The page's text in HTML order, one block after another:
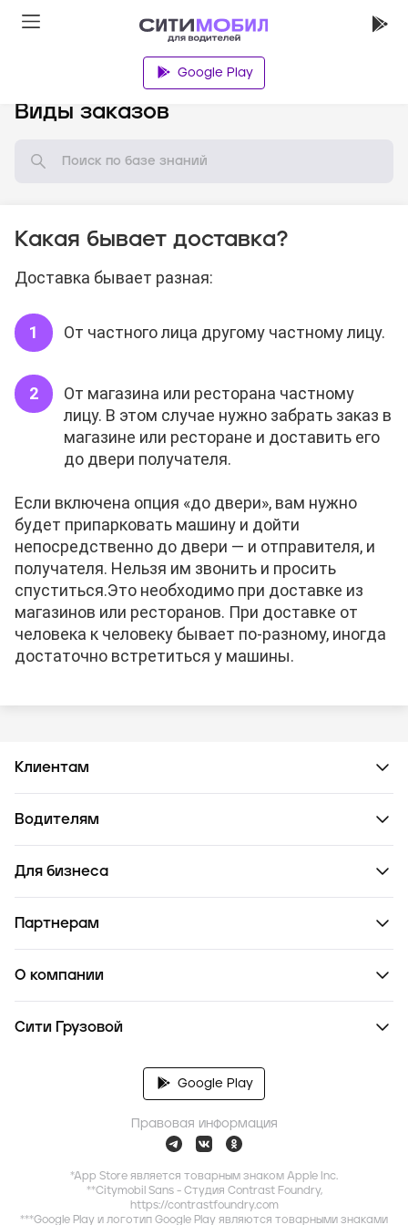
Google Play
Виды заказов
Какая бывает доставка?
Доставка бывает разная:
От частного лица другому частному лицу.
От магазина или ресторана частному
лицу. В этом случае нужно забрать заказ в
магазине или ресторане и доставить его
до двери получателя.
Если включена опция «до двери», вам нужно
будет припарковать машину и дойти
непосредственно до двери — и отправителя, и
получателя. Нельзя им звонить и просить
спуститься.Это необходимо при доставке из
магазинов или ресторанов. При доставке от
человека к человеку бывает по-разному, иногда
достаточно встретиться у машины.
Клиентам
Водителям
Для бизнеса
Партнерам
О компании
Сити Грузовой
Google Play
Правовая информация
*App Store является товарным знаком Apple Inc.
**Citymobil Sans - Студия Contrast Foundry,
https://contrastfoundry.com
***Google Play и логотип Google Play являются товарными знаками